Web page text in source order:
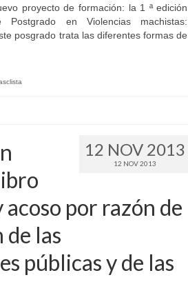
proyecto de formación: la 1 ª edición
en Violencias machistas:
posgrado trata las diferentes formas de
12 NOV 2013
12 NOV 2013
acoso por razón de
de las
públicas y de las